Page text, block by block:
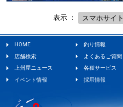
表示 ： スマホサイト
HOME 釣り情報
店舗検索
よくあるご質問
上州屋ニュース
各種サービス
イベント情報
採用情報